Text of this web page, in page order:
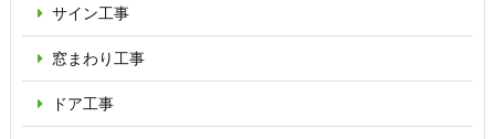
サイン工事
窓まわり工事
ドア工事